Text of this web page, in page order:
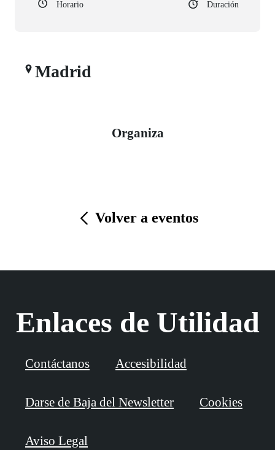
Horario Duración
Madrid
Organiza
Volver a eventos
Enlaces de Utilidad
Contáctanos Accesibilidad
Darse de Baja del Newsletter Cookies
Aviso Legal